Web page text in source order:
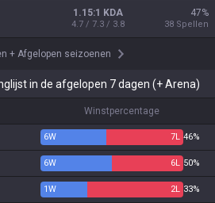
1.15:1 KDA
4.7 / 7.3 / 3.8
47%
38 Spellen
+ Afgelopen seizoenen
in de afgelopen 7 dagen (+ Arena)
Winstpercentage
6W 7L 46%
6W 6L 50%
1W 2L 33%